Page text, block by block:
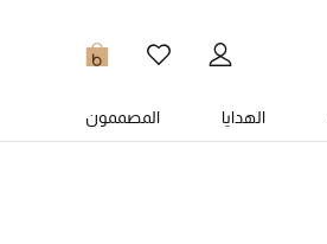
0
الهدايا المصممون